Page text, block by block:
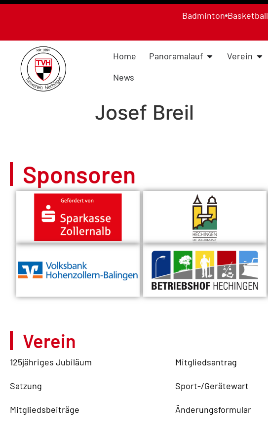
Badminton Basketball
Home Panoramalauf Verein
News
Josef Breil
Sponsoren
Verein
125jähriges Jubiläum
Satzung
Mitgliedsbeiträge
Mitgliedsantrag
Sport-/Gerätewart
Änderungsformular